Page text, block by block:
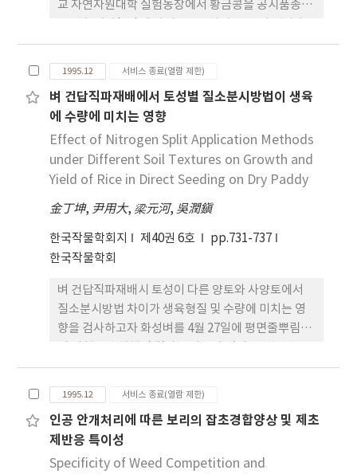
회분은 2160/1943/1941nm의 3개 파장으로 구성된
되었다.
교 자연자원대학 실험농장에서 황금콩을 공시품종으
을 제거하여 건물중 및 단백질함량의 변화를 조사한
결과는 다음과 같다. 1. 상엽-하협제거처리에서 하위
엽과 경 건물중이 증가하였고, 상위 종실과 협 건물중
은 감소하였다. 2. 엽의 단백질함량은 상위 엽보다 하
위 엽에서 높았다. 3. 종실의 단백질함량은 상엽-하협
제거와 하엽-상협제거처리에서 낮았다. 4. 상엽-하협
제거처리에서 엽의 단백질함량은 가장 높았고 종실
단백질함량은 가장 낮았다. 5. 본 실험의 결과에서 콩
간중의 장거리 전류를 위한 엽 단백질의 재이동은 약
한 것으로 나타났다.
1995.12 서비스 종료(열람 제한)
벼 건답직파재배에서 토성별 질소분시방법이 생육
에 수량에 미치는 영향
Effect of Nitrogen Split Application Methods
under Different Soil Textures on Growth and
Yield of Rice in Direct Seeding on Dry Paddy
金丁坤, 尹用大, 梁元河, 吳潤鎭
한국작물학회지 제40권 6호
pp.731-737
한국작물학회
벼 건답직파재배시 토성이 다른 양토와 사양토에서
질소분시방법 차이가 생육형질 및 수량에 미치는 영
향을 검사하고자 화성벼를 4월 27일에 평면줄뿌림하
토성 및 질소분시방법에 일정한 경향이 없이
159~177개/m2 의 분포를 보였다. m2 당 수수는 양
토가 사양토보다 많았으며, 사양토, 양토 모두 추비중
점시비 (3엽기-7엽기-수비=40-30-30% 및 기비-3엽
기-7엽기-수비=10-30-30-30%)가 관행 시비방법
(기비-5엽기-수기=40-30-30%)보다 많았다. 2. 생육
1995.12 서비스 종료(열람 제한)
인공 안개처리에 따른 보리의 잡초경합양상 및 제초
제반응 특이성
Specificity of Weed Competition and